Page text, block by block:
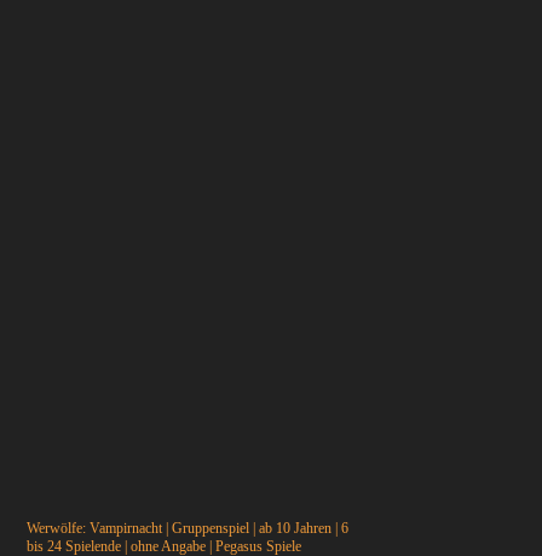
Werwölfe: Vampirnacht | Gruppenspiel | ab 10 Jahren | 6
bis 24 Spielende | ohne Angabe | Pegasus Spiele